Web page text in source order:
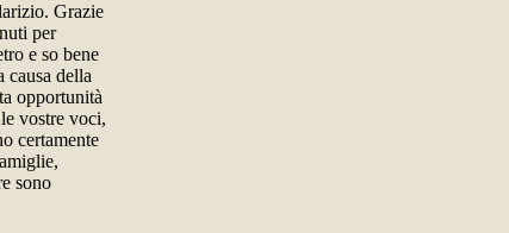
Grazie
per
e so bene
causa della
opportunità
vostre voci,
certamente
sono